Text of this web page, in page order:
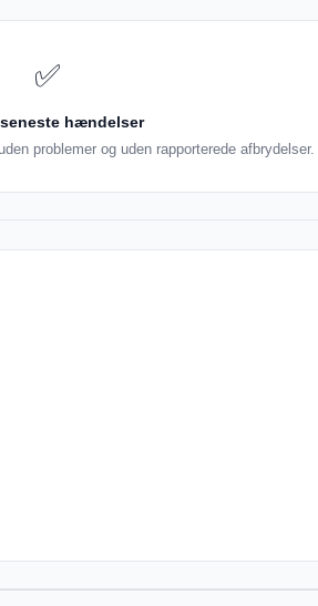
✅
hændelser
problemer og uden rapporterede afbrydelser.